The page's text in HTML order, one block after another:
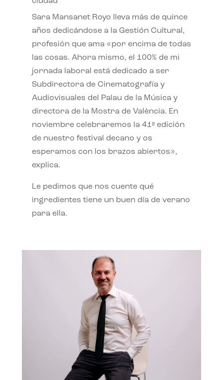
Sara Mansanet Royo lleva más de quince
años dedicándose a la Gestión Cultural,
profesión que ama «por encima de todas
las cosas. Ahora mismo, el 100% de mi
jornada laboral está dedicado a ser
Subdirectora de Cinematografía y
Audiovisuales del Palau de la Música y
directora de la Mostra de València. En
noviembre celebraremos la 41ª edición
de nuestro festival decano y os
esperamos con los brazos abiertos»,
explica.
Le pedimos que nos cuente qué
ingredientes tiene un buen día de verano
para ella.